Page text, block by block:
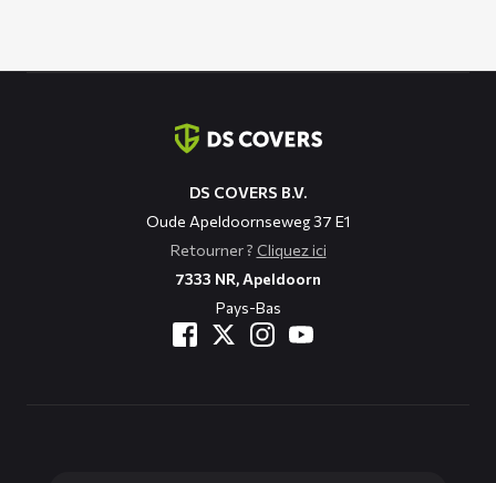
DS COVERS B.V.
Oude Apeldoornseweg 37 E1
Retourner ? Cliquez ici
7333 NR, Apeldoorn
Pays-Bas